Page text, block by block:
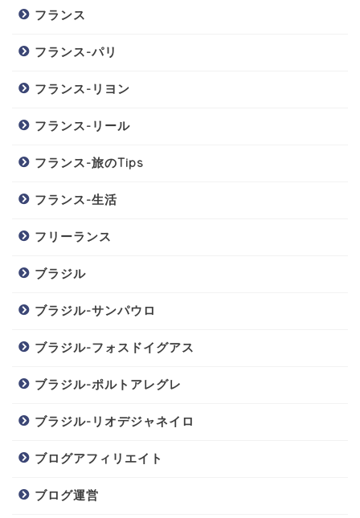
フランス
フランス-パリ
フランス-リヨン
フランス-リール
フランス-旅のTips
フランス-生活
フリーランス
ブラジル
ブラジル-サンパウロ
ブラジル-フォスドイグアス
ブラジル-ポルトアレグレ
ブラジル-リオデジャネイロ
ブログアフィリエイト
ブログ運営